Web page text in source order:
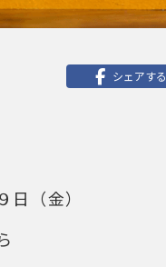
シェアする
（金）